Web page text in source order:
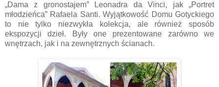
„Dama z gronostajem” Leonadra da Vinci, jak „Portret
młodzieńca” Rafaela Santi. Wyjątkowość Domu Gotyckiego
to nie tylko niezwykła kolekcja, ale również sposób
ekspozycji dzieł. Były one prezentowane zarówno we
wnętrzach, jak i na zewnętrznych ścianach.